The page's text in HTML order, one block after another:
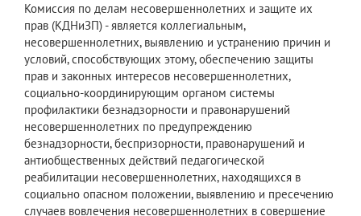
Комиссия по делам несовершеннолетних и защите их
прав (КДНиЗП) - является коллегиальным,
несовершеннолетних, выявлению и устранению причин и
условий, способствующих этому, обеспечению защиты
прав и законных интересов несовершеннолетних,
социально-координирующим органом системы
профилактики безнадзорности и правонарушений
несовершеннолетних по предупреждению
безнадзорности, беспризорности, правонарушений и
антиобщественных действий педагогической
реабилитации несовершеннолетних, находящихся в
социально опасном положении, выявлению и пресечению
случаев вовлечения несовершеннолетних в совершение